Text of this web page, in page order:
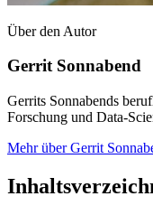
Über den Autor
Gerrit Sonnabend
Gerrits Sonnabends
Forschung und Data-
Mehr über Gerrit